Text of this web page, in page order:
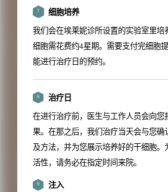
7 细胞培养
我们会在埃莱妮诊所设置的实验室里培
细胞需花费约4星期。需要支付完细胞
能进行治疗日的预约。
8 治疗日
在进行治疗前，医生与工作人员会向您
果。在那之后，我们治疗当天会与您确
及方法，并为您展示培养好的干细胞。
活性，请务必在指定时间来院。
9 注入